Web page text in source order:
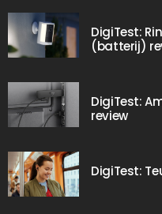
DigiTest:
(batterij)
DigiTest:
review
DigiTest: